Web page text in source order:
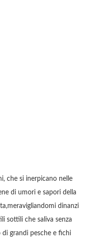
che si inerpicano nelle
di umori e sapori della
dinanzi
sottili che saliva senza
grandi pesche e fichi